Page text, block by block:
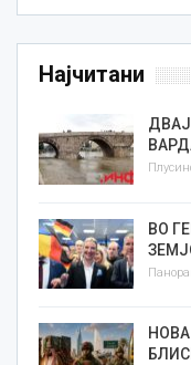
Најчитани
ВО